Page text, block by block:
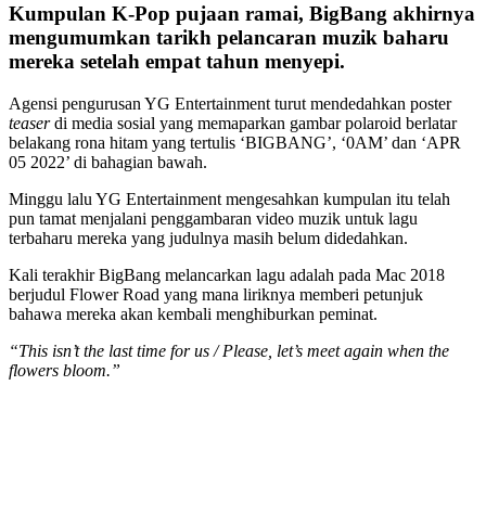
Kumpulan K-Pop pujaan ramai, BigBang akhirnya
mengumumkan tarikh pelancaran muzik baharu
mereka setelah empat tahun menyepi.
Agensi pengurusan YG Entertainment turut mendedahkan poster
teaserdi media sosial yang memaparkan gambar polaroid berlatar
belakang rona hitam yang tertulis ‘BIGBANG’, ‘0AM’ dan ‘APR
05 2022’ di bahagian bawah.
Minggu lalu YG Entertainment mengesahkan kumpulan itu telah
pun tamat menjalani penggambaran video muzik untuk lagu
terbaharu mereka yang judulnya masih belum didedahkan.
Kali terakhir BigBang melancarkan lagu adalah pada Mac 2018
berjudul Flower Road yang mana liriknya memberi petunjuk
bahawa mereka akan kembali menghiburkan peminat.
“This isn’t the last time for us / Please, let’s meet again when the
flowers bloom.”